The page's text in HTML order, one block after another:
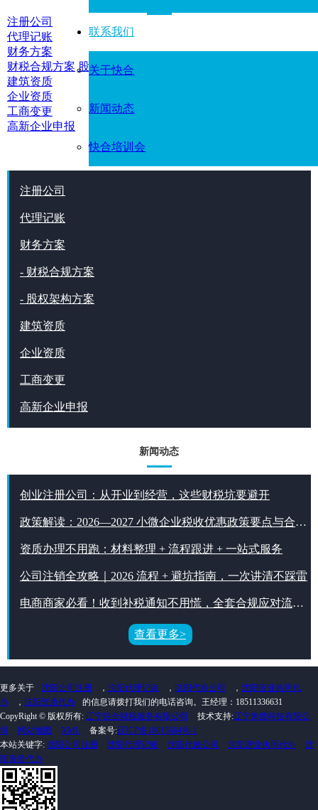
联系我们
关于快合
新闻动态
快合培训会
注册公司
代理记账
财务方案
财税合规方案 股权架构方案
建筑资质
企业资质
工商变更
高新企业申报
热门服务推荐
注册公司
代理记账
财务方案
- 财税合规方案
- 股权架构方案
建筑资质
企业资质
工商变更
高新企业申报
新闻动态
创业注册公司：从开业到经营，这些财税坑要避开
政策解读：2026—2027 小微企业税收优惠政策要点与合规指引
资质办理不用跑：材料整理 + 流程跟进 + 一站式服务
公司注销全攻略｜2026 流程 + 避坑指南，一次讲清不踩雷
电商商家必看！收到补税通知不用慌，全套合规应对流程手把手教你
查看更多>
更多关于 沈阳公司注册 ， 沈阳代理记账 ， 沈阳代账公司 ， 沈阳营业执照代
办
， 沈阳资质代办
的信息请拨打我们的电话咨询。王经理：18511336631
CopyRight © 版权所有: 辽宁快合财税服务有限公司 技术支持:辽宁米搜科技有限公
司
网站地图 XML 备案号:辽ICP备18015664号-1
本站关键字: 沈阳公司注册 沈阳代理记账 沈阳代账公司 沈阳营业执照代办
沈
阳资质代办